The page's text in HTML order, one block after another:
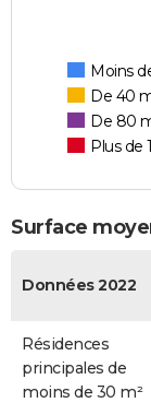
Moins
De 40
De 80
Plus de
Surface
Données 2022
Résidences
principales de
moins de 30 m²